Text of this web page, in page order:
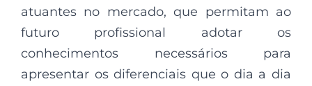
atuantes no mercado, que permitam ao
futuro profissional adotar os
conhecimentos necessários para
apresentar os diferenciais que o dia a dia